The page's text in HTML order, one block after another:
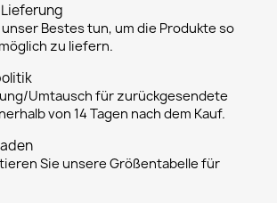
Bestes tun, um die Produkte so
zu liefern.
Umtausch für zurückgesendete
von 14 Tagen nach dem Kauf.
Sie unsere Größentabelle für